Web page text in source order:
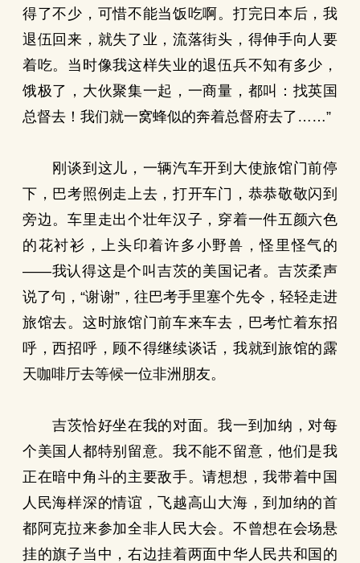
得了不少，可惜不能当饭吃啊。打完日本后，我
退伍回来，就失了业，流落街头，得伸手向人要
着吃。当时像我这样失业的退伍兵不知有多少，
饿极了，大伙聚集一起，一商量，都叫：找英国
总督去！我们就一窝蜂似的奔着总督府去了……”
刚谈到这儿，一辆汽车开到大使旅馆门前停
下，巴考照例走上去，打开车门，恭恭敬敬闪到
旁边。车里走出个壮年汉子，穿着一件五颜六色
的花衬衫，上头印着许多小野兽，怪里怪气的
——我认得这是个叫吉茨的美国记者。吉茨柔声
说了句，“谢谢”，往巴考手里塞个先令，轻轻走进
旅馆去。这时旅馆门前车来车去，巴考忙着东招
呼，西招呼，顾不得继续谈话，我就到旅馆的露
天咖啡厅去等候一位非洲朋友。
吉茨恰好坐在我的对面。我一到加纳，对每
个美国人都特别留意。我不能不留意，他们是我
正在暗中角斗的主要敌手。请想想，我带着中国
人民海样深的情谊，飞越高山大海，到加纳的首
都阿克拉来参加全非人民大会。不曾想在会场悬
挂的旗子当中，右边挂着两面中华人民共和国的